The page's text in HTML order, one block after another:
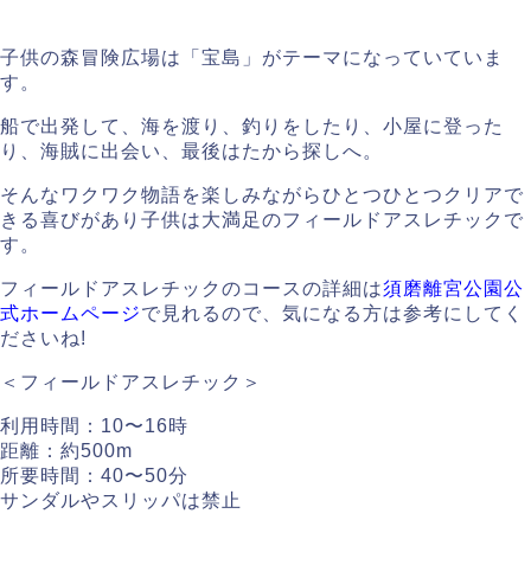
子供の森冒険広場は「宝島」がテーマになっていていま
す。
船で出発して、海を渡り、釣りをしたり、小屋に登った
り、海賊に出会い、最後はたから探しへ。
そんなワクワク物語を楽しみながらひとつひとつクリアで
きる喜びがあり子供は大満足のフィールドアスレチックで
す。
フィールドアスレチックのコースの詳細は須磨離宮公園公
式ホームページで見れるので、気になる方は参考にしてく
ださいね!
＜フィールドアスレチック＞
利用時間：10〜16時
距離：約500m
所要時間：40〜50分
サンダルやスリッパは禁止